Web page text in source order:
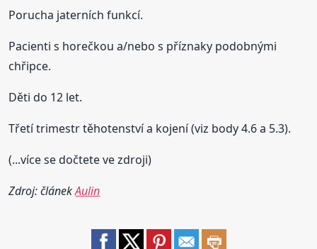
Porucha jaterních funkcí.
Pacienti s horečkou a/nebo s příznaky podobnými
chřipce.
Děti do 12 let.
Třetí trimestr těhotenství a kojení (viz body 4.6 a 5.3).
(...více se dočtete ve zdroji)
Zdroj: článekAulin